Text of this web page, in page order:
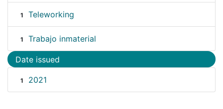
1 Teleworking
1 Trabajo inmaterial
Date issued
1 2021